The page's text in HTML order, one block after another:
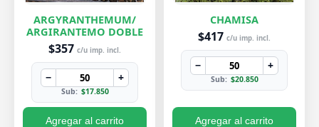
ARGYRANTHEMUM/
ARGIRANTEMO DOBLE
$357 c/u imp. incl.
− +
Sub: $17.850
Agregar al carrito
CHAMISA
$417 c/u imp. incl.
− +
Sub: $20.850
Agregar al carrito